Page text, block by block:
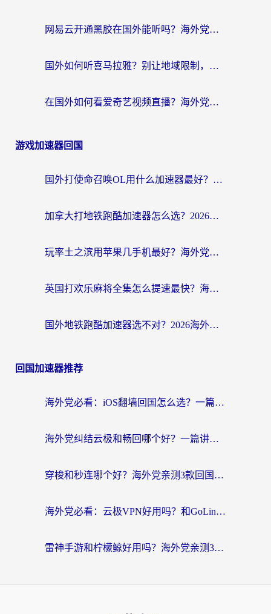
网易云开通黑胶在国外能听吗？海外党亲测有效的回国听音乐方案
国外如何听喜马拉雅？别让地域限制，断了你的中文声音陪伴
在国外如何看爱奇艺视频直播？海外党亲测有效的回国加速器指南
游戏加速器回国
国外打使命召唤OL用什么加速器最好？海外玩家国服畅玩全攻略（附小众游戏加速技巧）
加拿大打地铁跑酷加速器怎么选？2026海外玩家实测指南（附王国纪元保卫萝卜3加速技巧）
玩率土之滨用苹果几手机最好？海外党必看的国服游戏加速+设备选择指南
英国打欢乐麻将全集怎么提速最快？海外党亲测有效的国服游戏加速指南
国外地铁跑酷加速器选不对？2026海外玩家必看的国服游戏加速全攻略
回国加速器推荐
海外党必看：iOS翻墙回国怎么选？一篇搞定无缝访问国内资源
海外党纠结云极和畅回哪个好？一篇讲透回国加速器怎么选（附避坑指南）
穿梭和秒连哪个好？海外党亲测3款回国加速器，教你在国外正常浏览国内网站
海外党必看：云极VPN好用吗？和GoLinkVPN对比哪个回国效果更好？附真实体验指南
雷神手游和柠檬鲸好用吗？海外党亲测3款回国加速器，教你避开破解VPN坑